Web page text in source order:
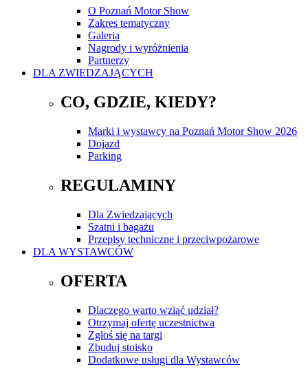
O Poznań Motor Show
Zakres tematyczny
Galeria
Nagrody i wyróżnienia
Partnerzy
DLA ZWIEDZAJĄCYCH
CO, GDZIE, KIEDY?
Marki i wystawcy na Poznań Motor Show 2026
Dojazd
Parking
REGULAMINY
Dla Zwiedzających
Szatni i bagażu
Przepisy techniczne i przeciwpożarowe
DLA WYSTAWCÓW
OFERTA
Dlaczego warto wziąć udział?
Otrzymaj ofertę uczestnictwa
Zgłoś się na targi
Zbuduj stoisko
Dodatkowe usługi dla Wystawców